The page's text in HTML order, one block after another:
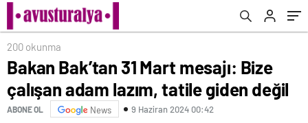
200 okunma
Bakan Bak’tan 31 Mart mesajı: Bize
çalışan adam lazım, tatile giden değil
ABONE OL News 9 Haziran 2024 00:42